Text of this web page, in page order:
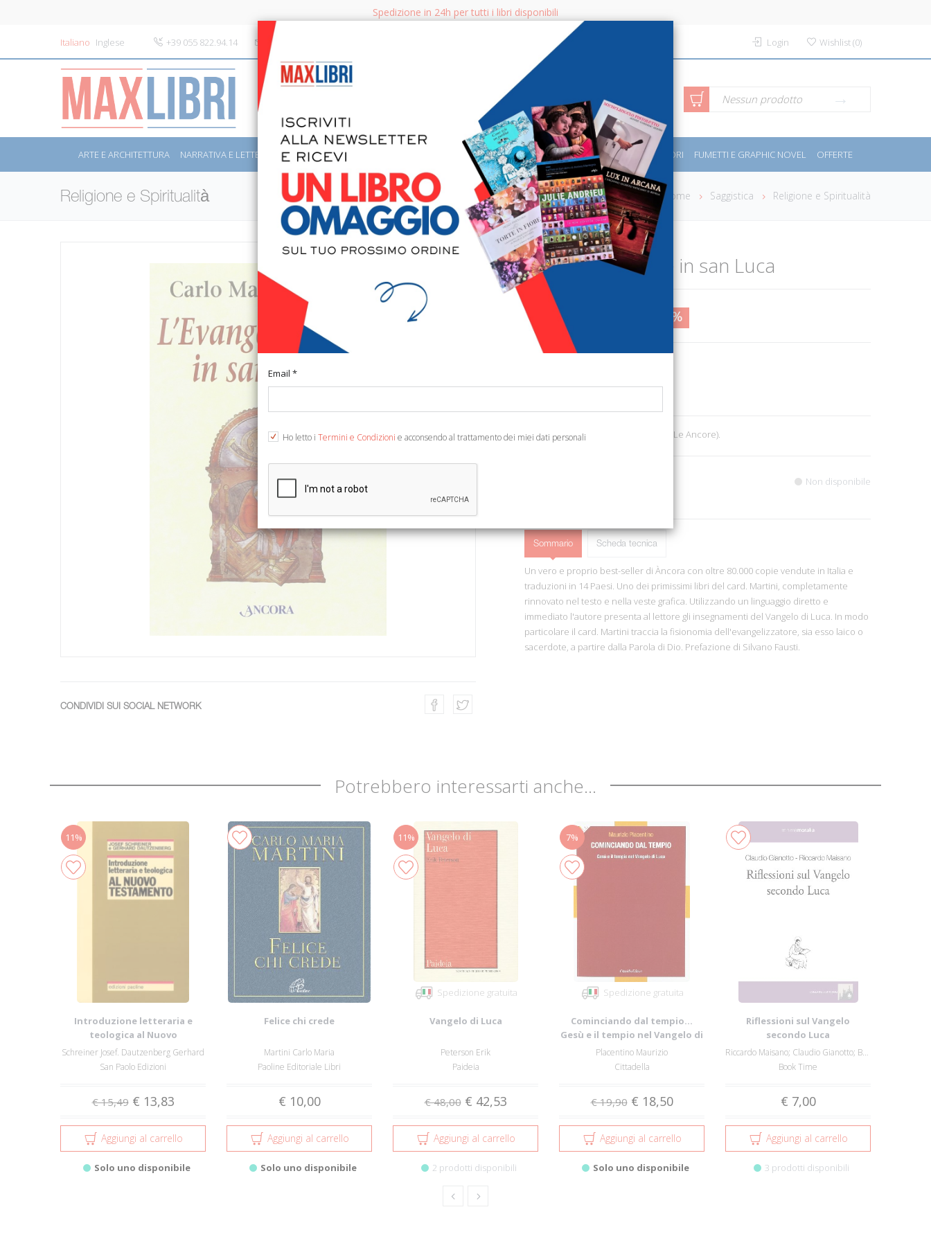
Spedizione in 24h per tutti i libri disponibili
Italiano Inglese +39 055 822.94.14 info@maxlibri.it Login Wishlist(0)
CERCA Ricerca avanzata Nessun prodotto
ARTE E ARCHITETTURA NARRATIVA E LETTERATURA SAGGISTICA LIBRI PER BAMBINI E RAGAZZI MANUALI - GUIDE - CORSI SPORT E MOTORI FUMETTI E GRAPHIC NOVEL OFFERTE
Religione e Spiritualità Home Saggistica Religione e Spiritualità
CONDIVIDI SUI SOCIAL NETWORK
L'evangelizzatore in san Luca
€ 10,00 29%
Milano, 2000; br., pp. 192, cm 12x18. (Le Ancore).
Non disponibile
Sommario Scheda tecnica
Un vero e proprio best-seller di Àncora con oltre 80.000 copie vendute in Italia e
traduzioni in 14 Paesi. Uno dei primissimi libri del card. Martini, completamente
rinnovato nel testo e nella veste grafica. Utilizzando un linguaggio diretto e
immediato l'autore presenta al lettore gli insegnamenti del Vangelo di Luca. In modo
particolare il card. Martini traccia la fisionomia dell'evangelizzatore, sia esso laico o
sacerdote, a partire dalla Parola di Dio. Prefazione di Silvano Fausti.
Potrebbero interessarti anche...
11%
Introduzione letteraria e
teologica al Nuovo
Testamento
Schreiner Josef. Dautzenberg Gerhard
San Paolo Edizioni
€ 15,49 € 13,83
Aggiungi al carrello
Solo uno disponibile
Felice chi crede
Martini Carlo Maria
Paoline Editoriale Libri
€ 10,00
Aggiungi al carrello
Solo uno disponibile
11%
Spedizione gratuita
Vangelo di Luca
Peterson Erik
Paideia
€ 48,00 € 42,53
Aggiungi al carrello
2 prodotti disponibili
7%
Spedizione gratuita
Cominciando dal tempio...
Gesù e il tempio nel Vangelo di
Luca
Placentino Maurizio
Cittadella
€ 19,90 € 18,50
Aggiungi al carrello
Solo uno disponibile
Riflessioni sul Vangelo
secondo Luca
Riccardo Maisano; Claudio Gianotto; Borgon...
Book Time
€ 7,00
Aggiungi al carrello
3 prodotti disponibili
Email *
Ho letto i Termini e Condizioni e acconsendo al trattamento dei miei dati personali